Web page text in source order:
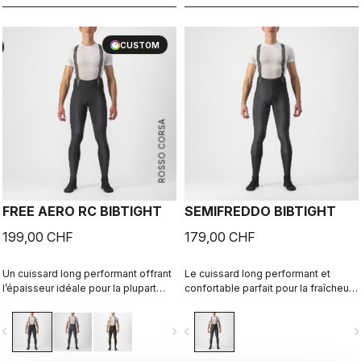
froids
ROSSO CORSA
CUSTOM
FREE AERO RC BIBTIGHT
199,00 CHF
Un cuissard long performant offrant
l’épaisseur idéale pour la plupart
l’accent sur le confort, l’élasticité et
la protection.
navigate_next
SEMIFREDDO BIBTIGHT
179,00 CHF
Le cuissard long performant et
confortable parfait pour la fraîcheur,
chaud sans vous alourdir.
navigate_before